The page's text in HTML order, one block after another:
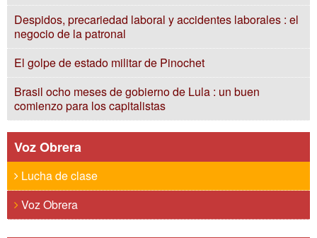
Despidos, precariedad laboral y accidentes laborales : el
negocio de la patronal
El golpe de estado militar de Pinochet
Brasil ocho meses de gobierno de Lula : un buen
comienzo para los capitalistas
Voz Obrera
Lucha de clase
Voz Obrera